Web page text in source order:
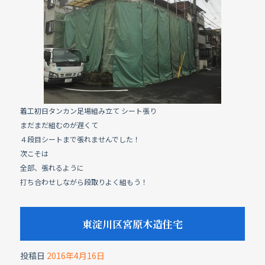
着工初日タンカン足場組み立て シート張り
まだまだ組むのが遅くて
４段目シートまで張れませんでした！
次こそは
全部、張れるように
打ち合わせしながら段取りよく組もう！
東淀川区宮原木造住宅
投稿日 2016年4月16日